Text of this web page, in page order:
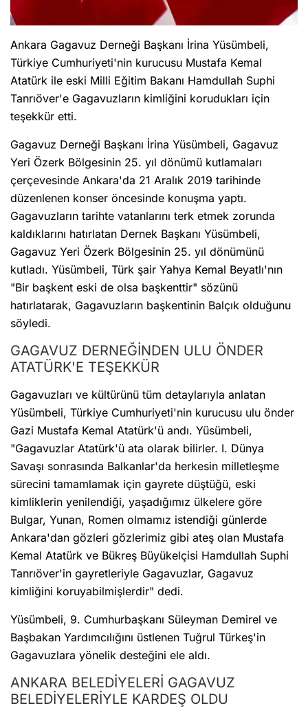
Ankara Gagavuz Derneği Başkanı İrina Yüsümbeli,
Türkiye Cumhuriyeti'nin kurucusu Mustafa Kemal
Atatürk ile eski Milli Eğitim Bakanı Hamdullah Suphi
Tanrıöver'e Gagavuzların kimliğini korudukları için
teşekkür etti.
Gagavuz Derneği Başkanı İrina Yüsümbeli, Gagavuz
Yeri Özerk Bölgesinin 25. yıl dönümü kutlamaları
çerçevesinde Ankara'da 21 Aralık 2019 tarihinde
düzenlenen konser öncesinde konuşma yaptı.
Gagavuzların tarihte vatanlarını terk etmek zorunda
kaldıklarını hatırlatan Dernek Başkanı Yüsümbeli,
Gagavuz Yeri Özerk Bölgesinin 25. yıl dönümünü
kutladı. Yüsümbeli, Türk şair Yahya Kemal Beyatlı'nın
"Bir başkent eski de olsa başkenttir" sözünü
hatırlatarak, Gagavuzların başkentinin Balçık olduğunu
söyledi.
GAGAVUZ DERNEĞİNDEN ULU ÖNDER
ATATÜRK'E TEŞEKKÜR
Gagavuzları ve kültürünü tüm detaylarıyla anlatan
Yüsümbeli, Türkiye Cumhuriyeti'nin kurucusu ulu önder
Gazi Mustafa Kemal Atatürk'ü andı. Yüsümbeli,
"Gagavuzlar Atatürk'ü ata olarak bilirler. I. Dünya
Savaşı sonrasında Balkanlar'da herkesin milletleşme
sürecini tamamlamak için gayrete düştüğü, eski
kimliklerin yenilendiği, yaşadığımız ülkelere göre
Bulgar, Yunan, Romen olmamız istendiği günlerde
Ankara'dan gözleri gözlerimiz gibi ateş olan Mustafa
Kemal Atatürk ve Bükreş Büyükelçisi Hamdullah Suphi
Tanrıöver'in gayretleriyle Gagavuzlar, Gagavuz
kimliğini koruyabilmişlerdir" dedi.
Yüsümbeli, 9. Cumhurbaşkanı Süleyman Demirel ve
Başbakan Yardımcılığını üstlenen Tuğrul Türkeş'in
Gagavuzlara yönelik desteğini ele aldı.
ANKARA BELEDİYELERİ GAGAVUZ
BELEDİYELERİYLE KARDEŞ OLDU